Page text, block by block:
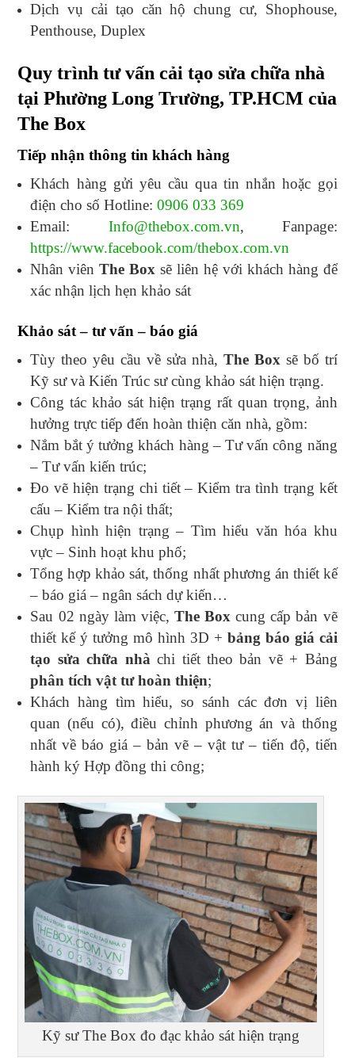
Dịch vụ cải tạo căn hộ chung cư, Shophouse,
Penthouse, Duplex
Quy trình tư vấn cải tạo sửa chữa nhà
tại Phường Long Trường, TP.HCM của
The Box
Tiếp nhận thông tin khách hàng
Khách hàng gửi yêu cầu qua tin nhắn hoặc gọi
điện cho số Hotline:0906 033 369
Email: Info@thebox.com.vn, Fanpage:
https://www.facebook.com/thebox.com.vn
Nhân viênThe Box sẽ liên hệ với khách hàng để
xác nhận lịch hẹn khảo sát
Khảo sát – tư vấn – báo giá
Tùy theo yêu cầu về sửa nhà, The Box sẽ bố trí
Kỹ sư và Kiến Trúc sư cùng khảo sát hiện trạng.
Công tác khảo sát hiện trạng rất quan trọng, ảnh
hưởng trực tiếp đến hoàn thiện căn nhà, gồm:
Nắm bắt ý tưởng khách hàng – Tư vấn công năng
– Tư vấn kiến trúc;
Đo vẽ hiện trạng chi tiết – Kiểm tra tình trạng kết
cấu – Kiểm tra nội thất;
Chụp hình hiện trạng – Tìm hiểu văn hóa khu
vực – Sinh hoạt khu phố;
Tổng hợp khảo sát, thống nhất phương án thiết kế
– báo giá – ngân sách dự kiến…
Sau 02 ngày làm việc, The Box cung cấp bản vẽ
thiết kế ý tưởng mô hình 3D + bảng báo giá cải
tạo sửa chữa nhàchi tiết theo bản vẽ + Bảng
phân tích vật tư hoàn thiện;
Khách hàng tìm hiểu, so sánh các đơn vị liên
quan (nếu có), điều chỉnh phương án và thống
nhất về báo giá – bản vẽ – vật tư – tiến độ, tiến
hành ký Hợp đồng thi công;
Kỹ sư The Box đo đạc khảo sát hiện trạng